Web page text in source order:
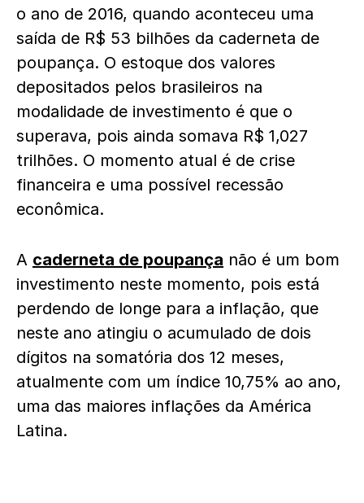
o ano de 2016, quando aconteceu uma
saída de R$ 53 bilhões da caderneta de
poupança. O estoque dos valores
depositados pelos brasileiros na
modalidade de investimento é que o
superava, pois ainda somava R$ 1,027
trilhões. O momento atual é de crise
financeira e uma possível recessão
econômica.
A caderneta de poupança não é um bom
investimento neste momento, pois está
perdendo de longe para a inflação, que
neste ano atingiu o acumulado de dois
dígitos na somatória dos 12 meses,
atualmente com um índice 10,75% ao ano,
uma das maiores inflações da América
Latina.